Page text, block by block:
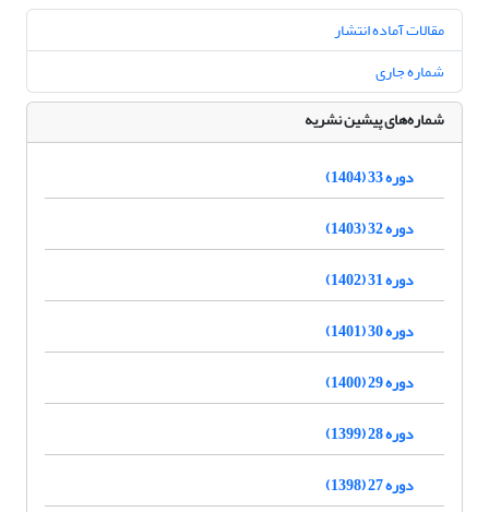
مقالات آماده انتشار
شماره جاری
شماره‌های پیشین نشریه
دوره 33 (1404)
دوره 32 (1403)
دوره 31 (1402)
دوره 30 (1401)
دوره 29 (1400)
دوره 28 (1399)
دوره 27 (1398)